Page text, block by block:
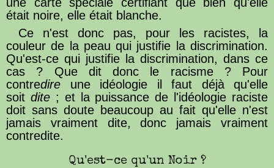
était noire, elle était blanche.
Ce n'est donc pas, pour les racistes, la
couleur de la peau qui justifie la discrimination.
Qu'est-ce qui justifie la discrimination, dans ce
cas ? Que dit donc le racisme ? Pour
contredire une idéologie il faut déjà qu'elle
soit dite; et la puissance de l'idéologie raciste
doit sans doute beaucoup au fait qu'elle n'est
jamais vraiment dite, donc jamais vraiment
contredite.
Qu'est-ce qu'un Noir ?